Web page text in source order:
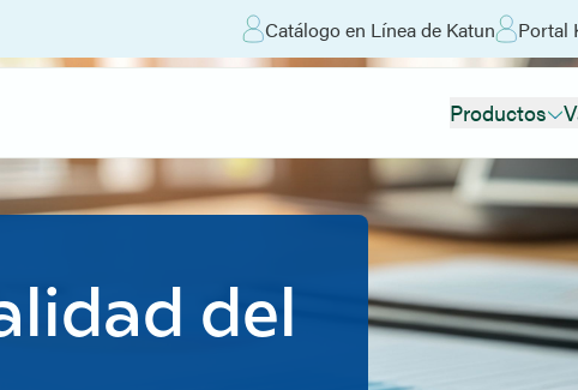
Catálogo en Línea de Katun Portal
Productos
del